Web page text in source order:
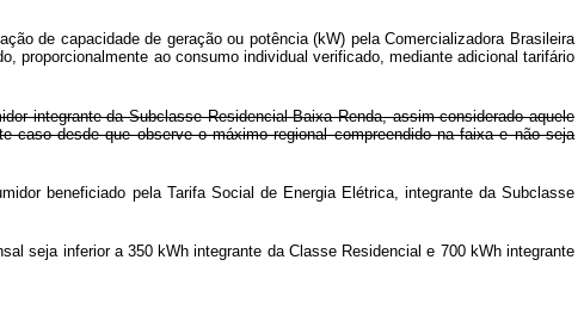
de capacidade de geração ou potência (kW) pela Comercializadora Brasileira
proporcionalmente ao consumo individual verificado, mediante adicional tarifário
integrante da Subclasse Residencial Baixa Renda, assim considerado aquele
desde que observe o máximo regional compreendido na faixa e não seja
beneficiado pela Tarifa Social de Energia Elétrica, integrante da Subclasse
seja inferior a 350 kWh integrante da Classe Residencial e 700 kWh integrante